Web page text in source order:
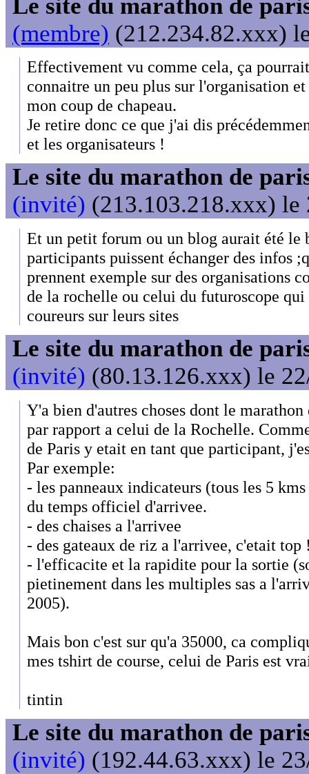
Le site du marathon de
(membre) (212.234.82.xxx)
Effectivement vu comme cela, ça
connaitre un peu plus sur l'organisation
mon coup de chapeau.
Je retire donc ce que j'ai dis
et les organisateurs !
Le site du marathon de
(invité) (213.103.218.xxx) le
Et un petit forum ou un blog aurait été le
participants puissent échanger des infos
prennent exemple sur des organisations
de la rochelle ou celui du futuroscope
coureurs sur leurs sites
Le site du marathon de
(invité) (80.13.126.xxx) le
Y'a bien d'autres choses dont le
par rapport a celui de la Rochelle.
de Paris y etait en tant que participant,
Par exemple:
- les panneaux indicateurs (tous les 5
du temps officiel d'arrivee.
- des chaises a l'arrivee
- des gateaux de riz a l'arrivee, c'etait top
- l'efficacite et la rapidite pour la sortie
pietinement dans les multiples sas a
2005).
Mais bon c'est sur qu'a 35000, ca
mes tshirt de course, celui de Paris est
tintin
Le site du marathon de
(invité) (192.44.63.xxx) le